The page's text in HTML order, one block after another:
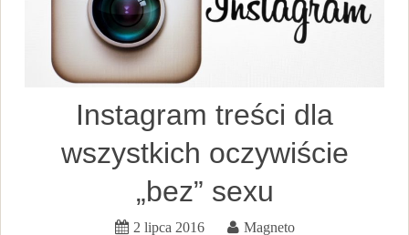
Instagram treści dla
wszystkich oczywiście
„bez” sexu
2 lipca 2016 Magneto